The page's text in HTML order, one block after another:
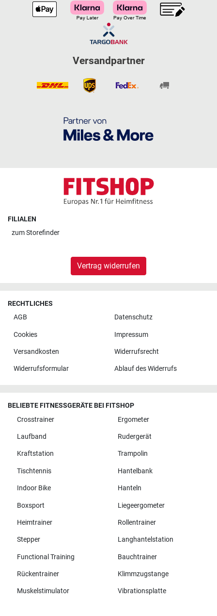
Versandpartner
FILIALEN
zumStorefinder
Vertrag widerrufen
RECHTLICHES
AGB
Datenschutz
Cookies Impressum
Versandkosten Widerrufsrecht
Widerrufsformular Ablauf des Widerrufs
BELIEBTE FITNESSGERÄTE BEI FITSHOP
Crosstrainer
Ergometer
Laufband Rudergerät
Kraftstation Trampolin
Tischtennis Hantelbank
Indoor Bike Hanteln
Boxsport Liegeergometer
Heimtrainer Rollentrainer
Stepper Langhantelstation
Functional Training Bauchtrainer
Rückentrainer Klimmzugstange
Muskelstimulator Vibrationsplatte